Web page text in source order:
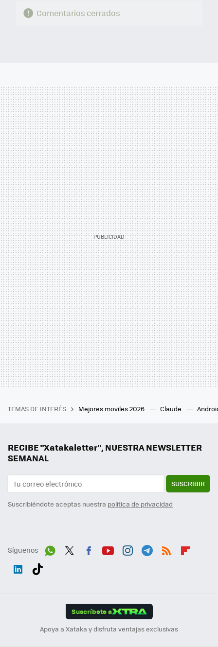
Comentarios cerrados
TEMAS DE INTERÉS Mejores moviles 2026 Claude
RECIBE "Xatakaletter", NUESTRA NEWSLETTER
SEMANAL
SUSCRIBIR
Suscribiéndote aceptas nuestra política de privacidad
Síguenos
Suscríbete a
Apoya a Xataka y disfruta ventajas exclusivas